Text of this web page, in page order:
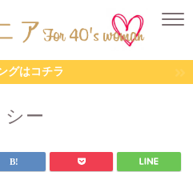
グはコチラ
ー